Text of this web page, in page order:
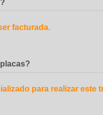
facturada.
para realizar este